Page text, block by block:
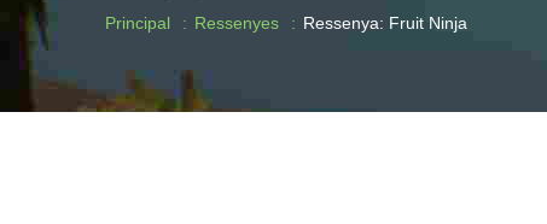
Principal Ressenyes Ressenya: Fruit Ninja